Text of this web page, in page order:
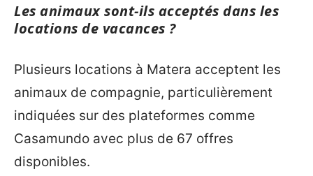
Les animaux sont-ils acceptés dans les
locations de vacances ?
Plusieurs locations à Matera acceptent les
animaux de compagnie, particulièrement
indiquées sur des plateformes comme
Casamundo avec plus de 67 offres
disponibles.